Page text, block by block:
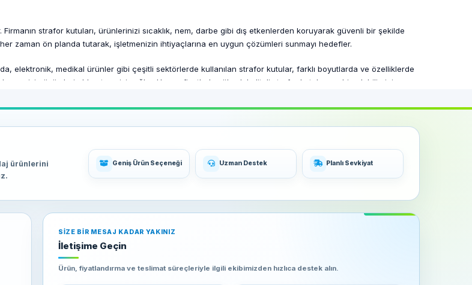
strafor kutuları, ürünlerinizi sıcaklık, nem, darbe gibi dış etkenlerden koruyarak güvenli bir şekilde
zaman ön planda tutarak, işletmenizin ihtiyaçlarına en uygun çözümleri sunmayı hedefler.
elektronik, medikal ürünler gibi çeşitli sektörlerde kullanılan strafor kutular, farklı boyutlarda ve özelliklerde
en iyi çözümleri elde etmenizi sağlar. Uygun fiyatlarla yüksek kaliteli strafor kutulara sahip olabilirsiniz.
hızlı ve güvenilir bir şekilde adresinize ulaştırarak, iş süreçlerinizin kesintisiz devam etmesini
en iyi tercihtir. Dayanıklı ürünleri, geniş ürün yelpazesi ve müşteri odaklı hizmet anlayışı ile Haay
Ambalaj ile çalışarak, Muş'taki işletmenizin ihtiyaçlarına en uygun strafor kutulara sahip olabilirsiniz.
ürünlerini
Geniş Ürün Seçeneği Uzman Destek Planlı Sevkiyat
SIZE BIR MESAJ KADAR YAKINIZ
İletişime Geçin
Ürün, fiyatlandırma ve teslimat süreçleriyle ilgili ekibimizden hızlıca destek alın.